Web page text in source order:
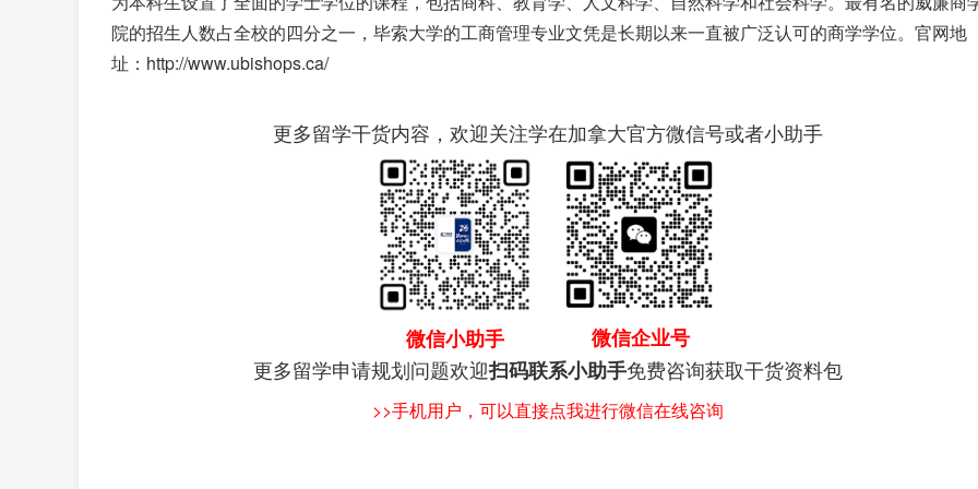
院的招生人数占全校的四分之一，毕索大学的工商管理专业文凭是长期以来一直被广泛认可的商学学位。官网地
址：http://www.ubishops.ca/
更多留学干货内容，欢迎关注学在加拿大官方微信号或者小助手
微信小助手
微信企业号
更多留学申请规划问题欢迎扫码联系小助手免费咨询获取干货资料包
>>手机用户，可以直接点我进行微信在线咨询